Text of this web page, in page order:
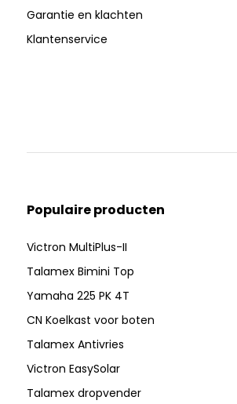
Garantie en klachten
Klantenservice
Populaire producten
Victron MultiPlus-II
Talamex Bimini Top
Yamaha 225 PK 4T
CN Koelkast voor boten
Talamex Antivries
Victron EasySolar
Talamex dropvender